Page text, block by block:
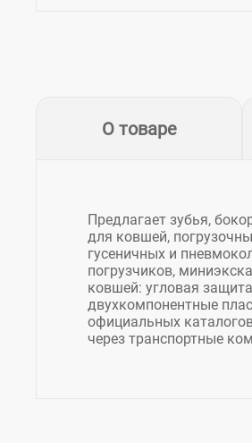
О товаре
Предлагает зубья,
для ковшей,
гусеничных и
погрузчиков,
ковшей: угловая
двухкомпонентные
официальных
через транспортные